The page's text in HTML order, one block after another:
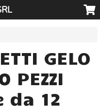
GELO
PEZZI
da 12